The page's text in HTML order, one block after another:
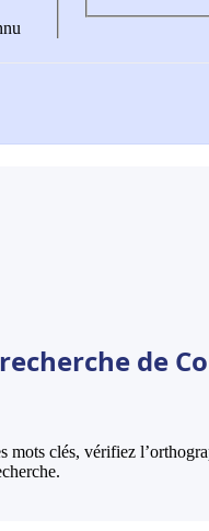
de
mots clés, vérifiez